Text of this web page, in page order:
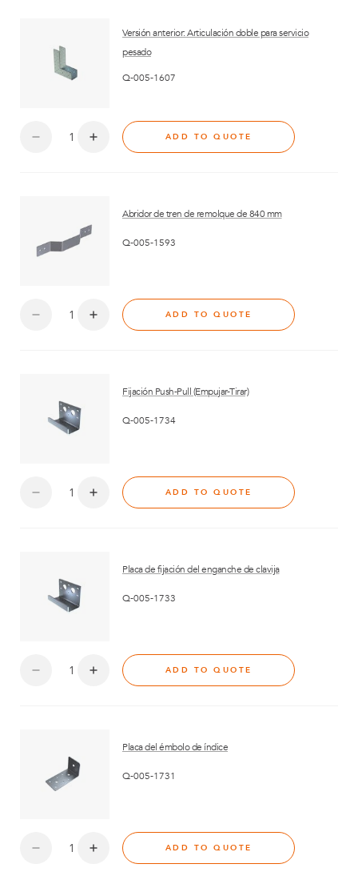
Versión anterior: Articulación doble para servicio
pesado
Q-005-1607
ADD TO QUOTE
Abridor de tren de remolque de 840 mm
Q-005-1593
ADD TO QUOTE
Fijación Push-Pull (Empujar-Tirar)
Q-005-1734
ADD TO QUOTE
Placa de fijación del enganche de clavija
Q-005-1733
ADD TO QUOTE
Placa del émbolo de índice
Q-005-1731
ADD TO QUOTE